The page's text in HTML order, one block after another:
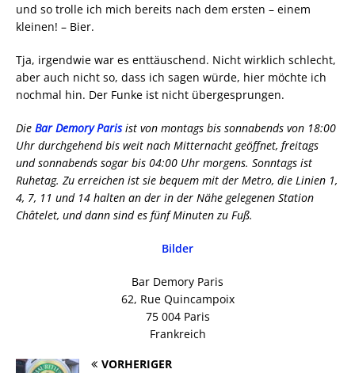
und so trolle ich mich bereits nach dem ersten – einem
kleinen! – Bier.
Tja, irgendwie war es enttäuschend. Nicht wirklich schlecht,
aber auch nicht so, dass ich sagen würde, hier möchte ich
nochmal hin. Der Funke ist nicht übergesprungen.
Die Bar Demory Paris ist von montags bis sonnabends von 18:00
Uhr durchgehend bis weit nach Mitternacht geöffnet, freitags
und sonnabends sogar bis 04:00 Uhr morgens. Sonntags ist
Ruhetag. Zu erreichen ist sie bequem mit der Metro, die Linien 1,
4, 7, 11 und 14 halten an der in der Nähe gelegenen Station
Châtelet, und dann sind es fünf Minuten zu Fuß.
Bilder
Bar Demory Paris
62, Rue Quincampoix
75 004 Paris
Frankreich
VORHERIGER